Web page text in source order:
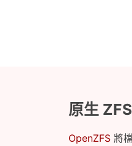
原生 ZFS
OpenZFS 將